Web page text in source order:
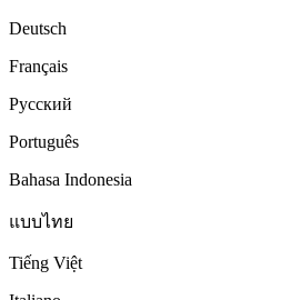
Deutsch
Français
Русский
Português
Bahasa Indonesia
แบบไทย
Tiếng Việt